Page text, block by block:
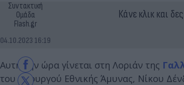
Συντακτική
Ομάδα
Flash.gr
04.10.2023 16:19
Κάνε κλικ και
Αυτή την ώρα γίνεται στη Λοριάν της
του υπουργού Εθνικής Άμυνας, Νίκου